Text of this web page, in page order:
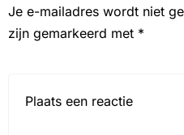
Je e-mailadres wordt niet
zijn gemarkeerd met *